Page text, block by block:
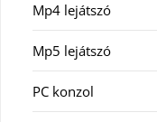
Mp4 lejátszó
Mp5 lejátszó
PC konzol